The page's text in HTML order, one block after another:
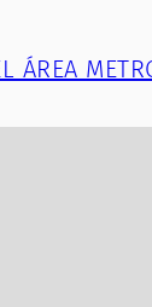
ÁREA